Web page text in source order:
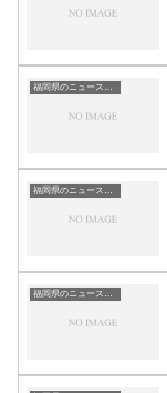
福岡県のニュース一覧
福岡県のニュース一覧
福岡県のニュース一覧